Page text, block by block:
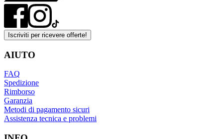
Iscriviti per ricevere offerte!
AIUTO
FAQ
Spedizione
Rimborso
Garanzia
Metodi di pagamento sicuri
Assistenza tecnica e problemi